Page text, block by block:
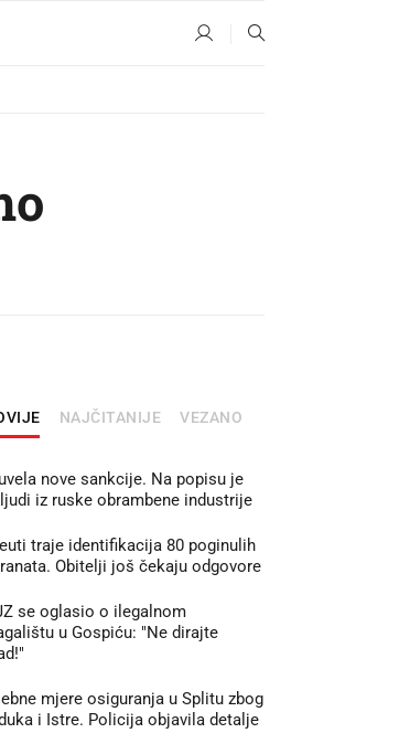
NAJČITANIJE VEZANO
nove sankcije. Na popisu je
iz ruske obrambene industrije
traje identifikacija 80 poginulih
Obitelji još čekaju odgovore
se oglasio o ilegalnom
u Gospiću: "Ne dirajte
mjere osiguranja u Splitu zbog
i Istre. Policija objavila detalje